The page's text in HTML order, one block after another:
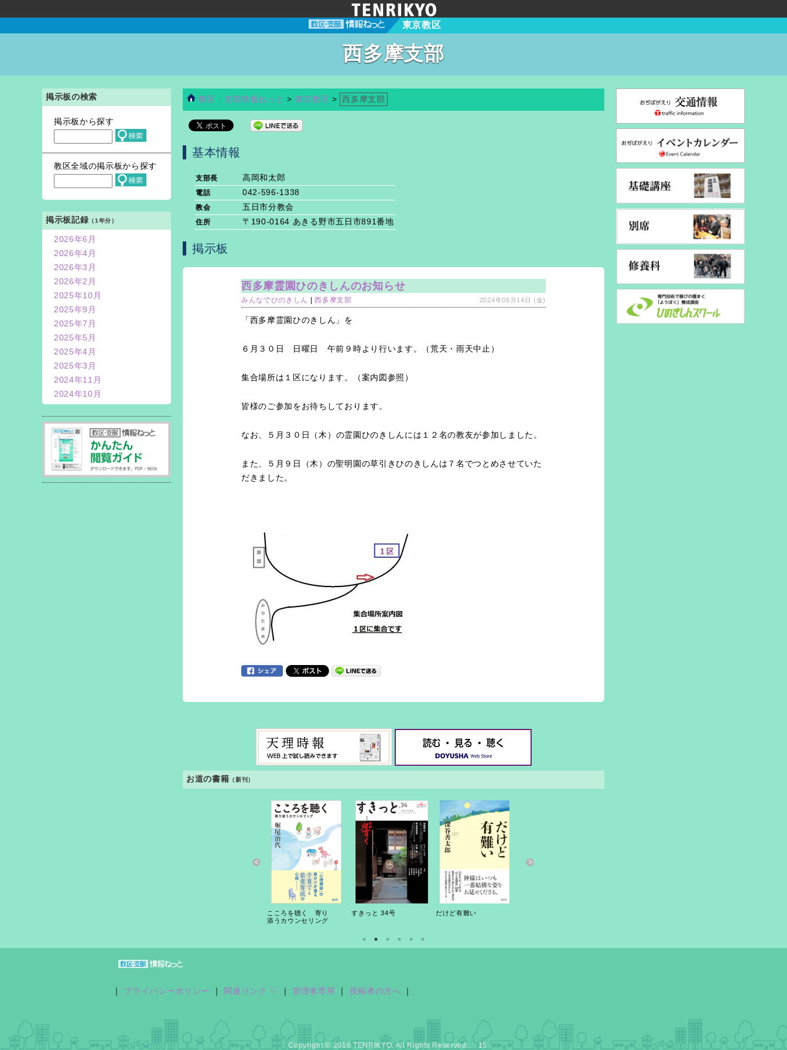
東京教区
西多摩支部
教区・支部情報ねっと > 東京教区 > 西多摩支部
基本情報
支部長 高岡和太郎
電話 042-596-1338
教会 五日市分教会
住所 〒190-0164 あきる野市五日市891番地
掲示板
西多摩霊園ひのきしんのお知らせ
2024年06月14日 (金)
みんなでひのきしん |西多摩支部
「西多摩霊園ひのきしん」を
６月３０日 日曜日 午前９時より行います。（荒天・雨天中止）
集合場所は１区になります。（案内図参照）
皆様のご参加をお待ちしております。
なお、５ 月３０日（木） の霊園ひのきしんに は １２名の教友が参加し ました。
また、５月９日（木）の聖明園の草引きひのきしんは７名でつとめさせていた
だきました。
掲示板の検索
掲示板から探す
教区全域の掲示板から探す
掲示板記録 （1年分）
2026年6月
2026年4月
2026年3月
2026年2月
2025年10月
2025年9月
2025年7月
2025年5月
2025年4月
2025年3月
2024年11月
2024年10月
お道の書籍 （新刊）
こころを聴く 寄り
添うカウンセリング
すきっと 34号 だけど有難い
プライバシーポリシー 関連リンク ▽ 管理者専用 投稿者の方へ
Copyright © 2016 TENRIKYO. All Rights Reserved. 15